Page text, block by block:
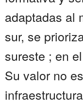
adaptadas al
sur, se
sureste ; en
Su valor no